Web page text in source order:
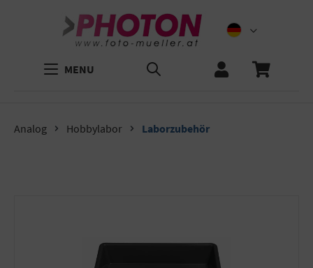
MENU
Analog Hobbylabor Laborzubehör